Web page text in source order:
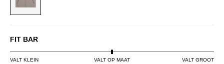
FIT BAR
VALT KLEIN VALT OP MAAT VALT GROOT